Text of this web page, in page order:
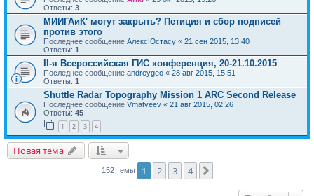
Ответы: 3
МИИГАиК' могут закрыть? Петиция и сбор подписей
против этого
Последнее сообщение АлексЮстасу « 21 сен 2015, 13:40
Ответы: 1
II-я Всероссийская ГИС конференция, 20-21.10.2015
Последнее сообщение andreygeo « 28 авг 2015, 15:51
Ответы: 1
Shuttle Radar Topography Mission 1 ARC Second Release
Последнее сообщение Vmatveev « 21 авг 2015, 02:26
Ответы: 45
1 2 3 4
Новая тема
152 темы 1 2 3 4